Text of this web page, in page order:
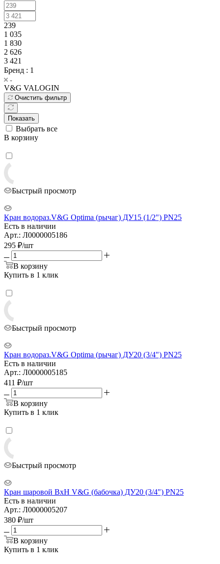
239
1 035
1 830
2 626
3 421
Бренд : 1
V&G VALOGIN
Очистить фильтр
Показать
Выбрать все
В корзину
Быстрый просмотр
Кран водораз.V&G Optima (рычаг) ДУ15 (1/2") PN25
Есть в наличии
Арт.: Л0000005186
295 ₽/шт
В корзину
Купить в 1 клик
Быстрый просмотр
Кран водораз.V&G Optima (рычаг) ДУ20 (3/4") PN25
Есть в наличии
Арт.: Л0000005185
411 ₽/шт
В корзину
Купить в 1 клик
Быстрый просмотр
Кран шаровой ВxН V&G (бабочка) ДУ20 (3/4") PN25
Есть в наличии
Арт.: Л0000005207
380 ₽/шт
В корзину
Купить в 1 клик